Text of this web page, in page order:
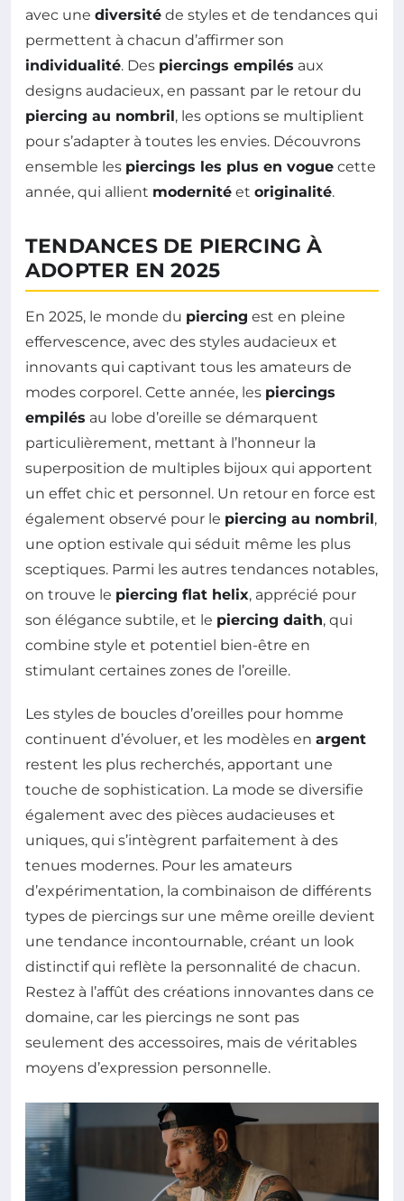
avec une diversité de styles et de tendances qui
permettent à chacun d’affirmer son
individualité. Des piercings empilés aux
designs audacieux, en passant par le retour du
piercing au nombril, les options se multiplient
pour s’adapter à toutes les envies. Découvrons
ensemble les piercings les plus en vogue cette
année, qui allient modernité et originalité.
TENDANCES DE PIERCING À
ADOPTER EN 2025
En 2025, le monde du piercing est en pleine
effervescence, avec des styles audacieux et
innovants qui captivant tous les amateurs de
modes corporel. Cette année, les piercings
empilés au lobe d’oreille se démarquent
particulièrement, mettant à l’honneur la
superposition de multiples bijoux qui apportent
un effet chic et personnel. Un retour en force est
également observé pour le piercing au nombril,
une option estivale qui séduit même les plus
sceptiques. Parmi les autres tendances notables,
on trouve le piercing flat helix, apprécié pour
son élégance subtile, et le piercing daith, qui
combine style et potentiel bien-être en
stimulant certaines zones de l’oreille.
Les styles de boucles d’oreilles pour homme
continuent d’évoluer, et les modèles en argent
restent les plus recherchés, apportant une
touche de sophistication. La mode se diversifie
également avec des pièces audacieuses et
uniques, qui s’intègrent parfaitement à des
tenues modernes. Pour les amateurs
d’expérimentation, la combinaison de différents
types de piercings sur une même oreille devient
une tendance incontournable, créant un look
distinctif qui reflète la personnalité de chacun.
Restez à l’affût des créations innovantes dans ce
domaine, car les piercings ne sont pas
seulement des accessoires, mais de véritables
moyens d’expression personnelle.